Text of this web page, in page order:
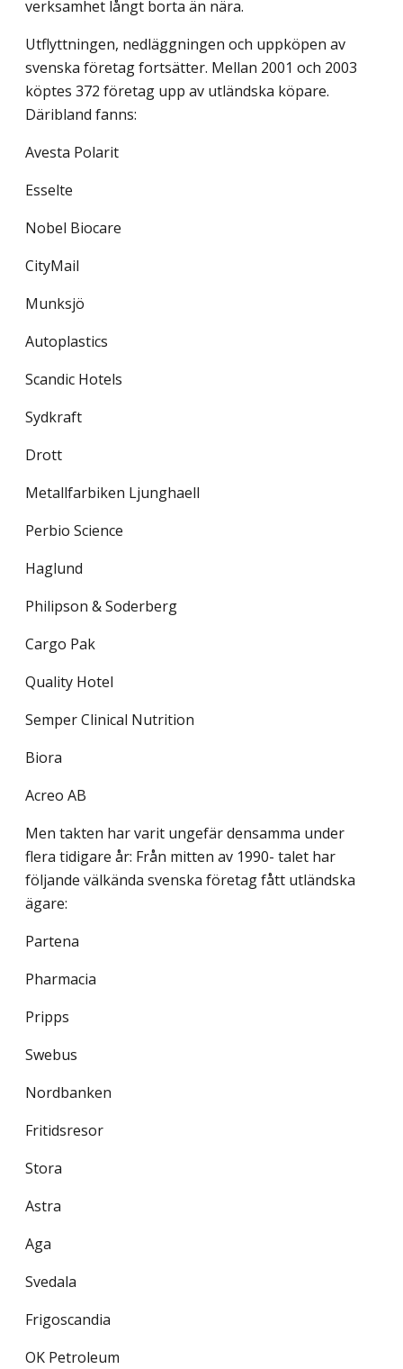
verksamhet långt borta än nära.
Utflyttningen, nedläggningen och uppköpen av
svenska företag fortsätter. Mellan 2001 och 2003
köptes 372 företag upp av utländska köpare.
Däribland fanns:
Avesta Polarit
Esselte
Nobel Biocare
CityMail
Munksjö
Autoplastics
Scandic Hotels
Sydkraft
Drott
Metallfarbiken Ljunghaell
Perbio Science
Haglund
Philipson & Soderberg
Cargo Pak
Quality Hotel
Semper Clinical Nutrition
Biora
Acreo AB
Men takten har varit ungefär densamma under
flera tidigare år: Från mitten av 1990- talet har
följande välkända svenska företag fått utländska
ägare:
Partena
Pharmacia
Pripps
Swebus
Nordbanken
Fritidsresor
Stora
Astra
Aga
Svedala
Frigoscandia
OK Petroleum